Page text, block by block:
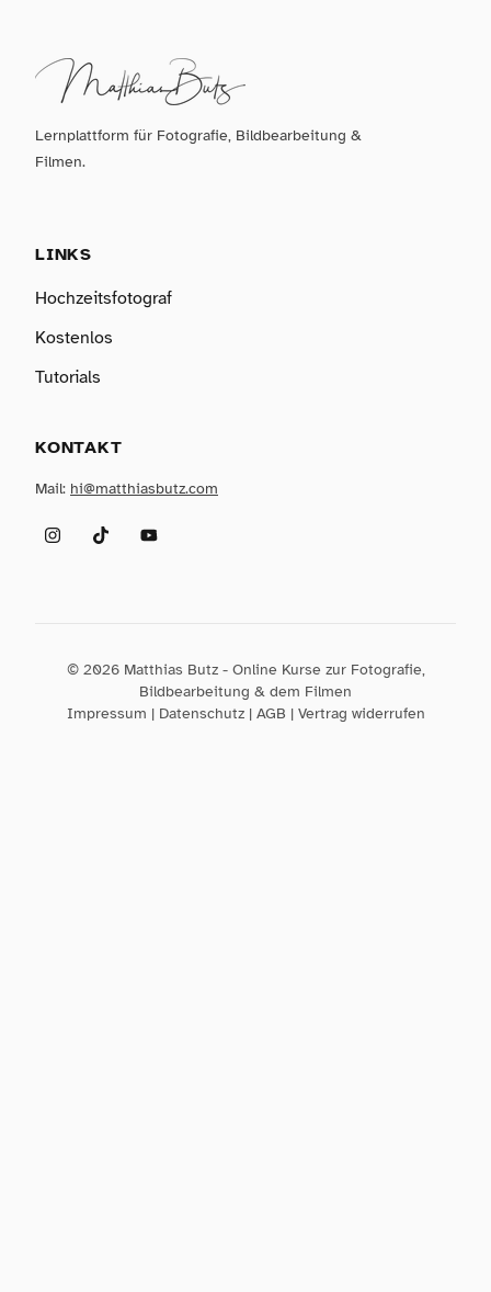
Lernplattform für Fotografie, Bildbearbeitung &
Filmen.
LINKS
Hochzeitsfotograf
Kostenlos
Tutorials
KONTAKT
Mail: hi@matthiasbutz.com
InstagramTikTokYouTube
© 2026 Matthias Butz - Online Kurse zur Fotografie,
Bildbearbeitung & dem Filmen
Impressum | Datenschutz| AGB | Vertrag widerrufen